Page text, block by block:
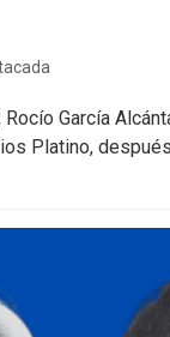
García
Platino,